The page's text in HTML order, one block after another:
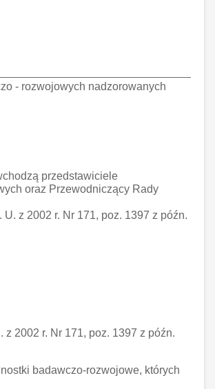
- rozwojowych nadzorowanych
przedstawiciele
oraz Przewodniczący Rady
z 2002 r. Nr 171, poz. 1397 z późn.
2002 r. Nr 171, poz. 1397 z późn.
badawczo-rozwojowe, których